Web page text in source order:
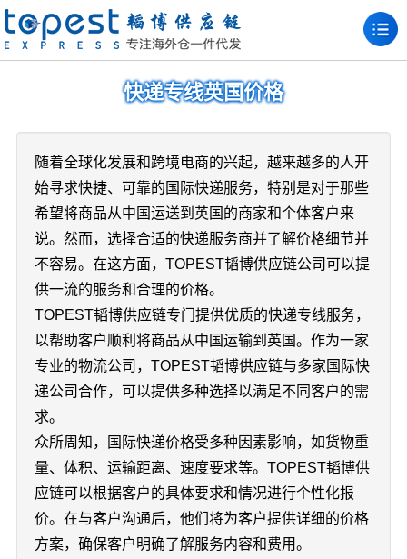
快递专线英国价格
随着全球化发展和跨境电商的兴起，越来越多的人开
始寻求快捷、可靠的国际快递服务，特别是对于那些
希望将商品从中国运送到英国的商家和个体客户来
说。然而，选择合适的快递服务商并了解价格细节并
不容易。在这方面，TOPEST韬博供应链公司可以提
供一流的服务和合理的价格。
TOPEST韬博供应链专门提供优质的快递专线服务，
以帮助客户顺利将商品从中国运输到英国。作为一家
专业的物流公司，TOPEST韬博供应链与多家国际快
递公司合作，可以提供多种选择以满足不同客户的需
求。
众所周知，国际快递价格受多种因素影响，如货物重
量、体积、运输距离、速度要求等。TOPEST韬博供
应链可以根据客户的具体要求和情况进行个性化报
价。在与客户沟通后，他们将为客户提供详细的价格
方案，确保客户明确了解服务内容和费用。